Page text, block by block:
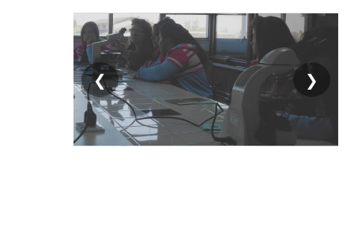
❮ ❯